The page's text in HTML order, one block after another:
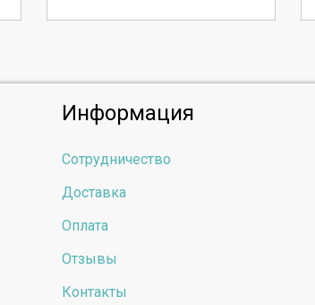
Информация
Сотрудничество
Доставка
Оплата
Отзывы
Контакты